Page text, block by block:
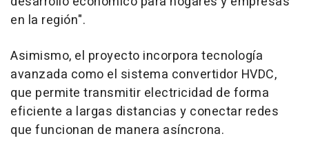
en la región".
Asimismo, el proyecto incorpora tecnología
avanzada como el sistema convertidor HVDC,
que permite transmitir electricidad de forma
eficiente a largas distancias y conectar redes
que funcionan de manera asíncrona.